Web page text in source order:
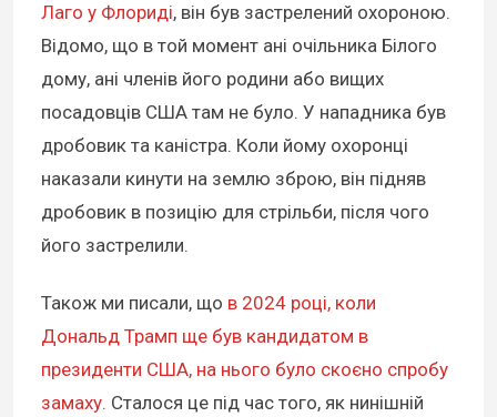
Лаго у Флориді, він був застрелений охороною.
Відомо, що в той момент ані очільника Білого
дому, ані членів його родини або вищих
посадовців США там не було. У нападника був
дробовик та каністра. Коли йому охоронці
наказали кинути на землю зброю, він підняв
дробовик в позицію для стрільби, після чого
його застрелили.
Також ми писали, що в 2024 році, коли
Дональд Трамп ще був кандидатом в
президенти США, на нього було скоєно спробу
замаху. Сталося це під час того, як нинішній